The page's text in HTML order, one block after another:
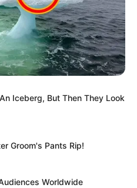
Iceberg, But Then They Look
Groom's Pants Rip!
Worldwide